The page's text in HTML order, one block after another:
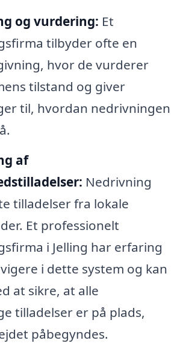
og vurdering: Et
tilbyder ofte en
hvor de vurderer
tilstand og giver
til, hvordan nedrivningen
af
Nedrivning
tilladelser fra lokale
Et professionelt
i Jelling har erfaring
i dette system og kan
at sikre, at alle
tilladelser er på plads,
påbegyndes.